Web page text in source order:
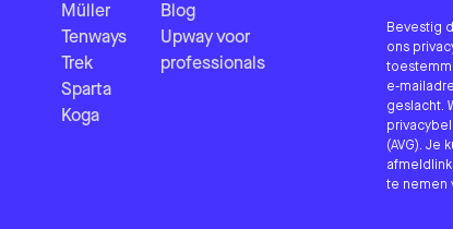
Müller
Tenways
Trek
Sparta
Koga
Blog
Upway voor
professionals
Bevestig
ons
e-
geslacht.
(AVG). Je
te nemen